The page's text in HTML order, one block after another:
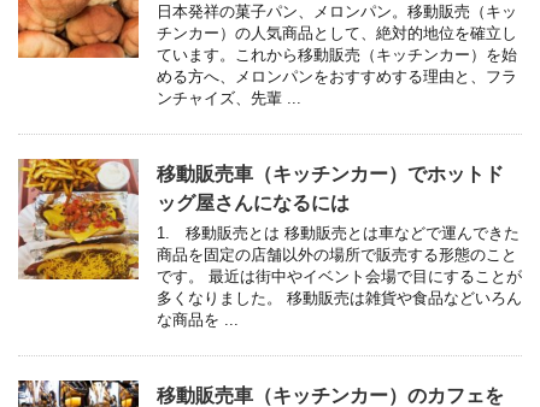
日本発祥の菓子パン、メロンパン。移動販売（キッ
チンカー）の人気商品として、絶対的地位を確立し
ています。これから移動販売（キッチンカー）を始
める方へ、メロンパンをおすすめする理由と、フラ
ンチャイズ、先輩 ...
移動販売車（キッチンカー）でホットド
ッグ屋さんになるには
1. 移動販売とは 移動販売とは車などで運んできた
商品を固定の店舗以外の場所で販売する形態のこと
です。 最近は街中やイベント会場で目にすることが
多くなりました。 移動販売は雑貨や食品などいろん
な商品を ...
移動販売車（キッチンカー）のカフェを